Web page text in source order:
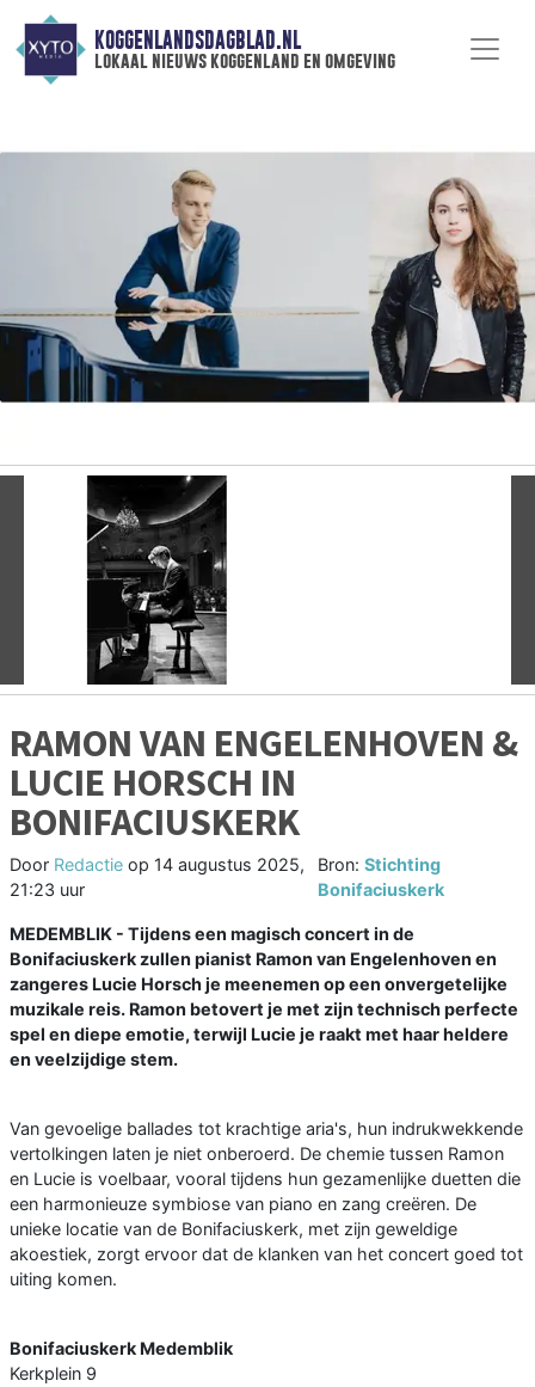
KOGGENLANDSDAGBLAD.NL
lokaal nieuws koggenland en omgeving
RAMON VAN ENGELENHOVEN &
LUCIE HORSCH IN
BONIFACIUSKERK
Door Redactie op 14 augustus 2025,
21:23 uur
Bron: Stichting
Bonifaciuskerk
MEDEMBLIK - Tijdens een magisch concert in de
Bonifaciuskerk zullen pianist Ramon van Engelenhoven en
zangeres Lucie Horsch je meenemen op een onvergetelijke
muzikale reis. Ramon betovert je met zijn technisch perfecte
spel en diepe emotie, terwijl Lucie je raakt met haar heldere
en veelzijdige stem.
Van gevoelige ballades tot krachtige aria's, hun indrukwekkende
vertolkingen laten je niet onberoerd. De chemie tussen Ramon
en Lucie is voelbaar, vooral tijdens hun gezamenlijke duetten die
een harmonieuze symbiose van piano en zang creëren. De
unieke locatie van de Bonifaciuskerk, met zijn geweldige
akoestiek, zorgt ervoor dat de klanken van het concert goed tot
uiting komen.
Bonifaciuskerk Medemblik
Kerkplein 9